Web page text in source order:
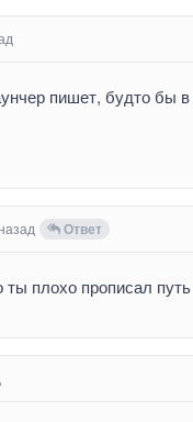
пишет, будто бы
Ответ
ты плохо прописал